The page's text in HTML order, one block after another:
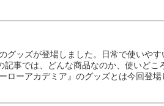
グッズが登場しました。日常で使いや
事では、どんな商品なのか、使いどこ
ーアカデミア』のグッズとは今回登場